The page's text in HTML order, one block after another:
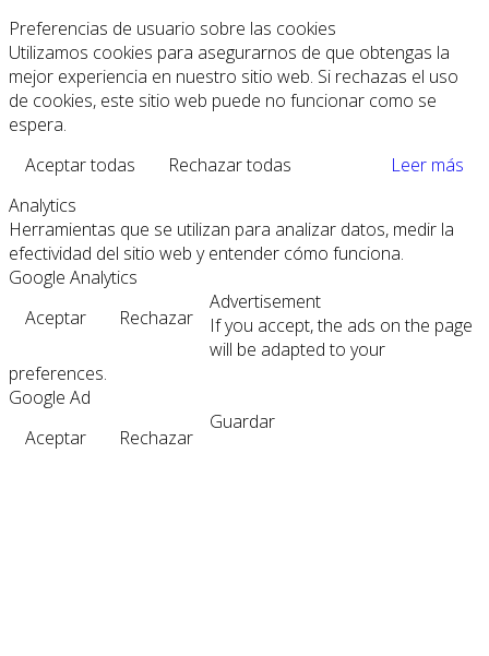
Preferencias de usuario sobre las cookies
Utilizamos cookies para asegurarnos de que obtengas la
mejor experiencia en nuestro sitio web. Si rechazas el uso
de cookies, este sitio web puede no funcionar como se
espera.
Aceptar todas
Rechazar todas
Leer más
Analytics
Herramientas que se utilizan para analizar datos, medir la
efectividad del sitio web y entender cómo funciona.
Google Analytics
Aceptar
Rechazar
Advertisement
If you accept, the ads on the page
will be adapted to your
preferences.
Google Ad
Aceptar
Rechazar
Guardar